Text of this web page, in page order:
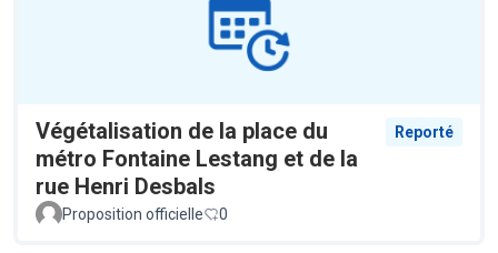
Végétalisation de la place du
métro Fontaine Lestang et de la
rue Henri Desbals
Reporté
Proposition officielle 0